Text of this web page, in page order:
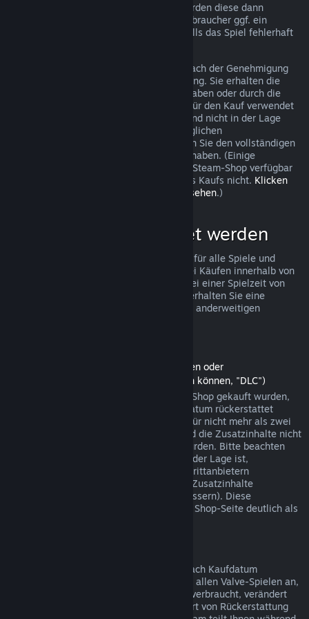
trotzdem eine Anfrage stellen und wir werden diese dann
überprüfen. In einigen Ländern haben Verbraucher ggf. ein
zusätzliches Recht auf Rückerstattung, falls das Spiel fehlerhaft
Sie erhalten innerhalb von einer Woche nach der Genehmigung
Ihrer Beantragung eine volle Rückerstattung. Sie erhalten die
Rückerstattung entweder als Steam-Guthaben oder durch die
ursprüngliche Zahlungsmethode, die Sie für den Kauf verwendet
haben. Sollte Steam aus irgendeinem Grund nicht in der Lage
sein, Ihre Rückerstattung mit der ursprünglichen
Zahlungsmethode durchzuführen, erhalten Sie den vollständigen
Betrag der Rückerstattung als Steam-Guthaben. (Einige
Zahlungsmethoden, die in Ihrem Land im Steam-Shop verfügbar
sind, unterstützen Rückerstattungen eines Kaufs nicht. Klicken
Sie hier, um eine vollständige Liste einzusehen.)
Was kann rückerstattet werden
Steams Rückerstattungsrichtlinien gelten für alle Spiele und
Softwareanwendungen im Steam-Shop bei Käufen innerhalb von
zwei Wochen nach dem Kaufdatum und bei einer Spielzeit von
weniger als zwei Stunden. Im Folgenden erhalten Sie eine
Übersicht wie diese Rückerstattungen bei anderweitigen
(Steam-Shopinhalte, die in anderen Spielen oder
Softwareanwendungen verwendet werden können, "DLC")
Zusatzinhalte (DLC), die über den Steam-Shop gekauft wurden,
können innerhalb von 14 Tagen ab Kaufdatum rückerstattet
werden, sofern das jeweilige Hauptspiel für nicht mehr als zwei
Stunden seit dem Kauf gespielt wurde und die Zusatzinhalte nicht
verbraucht, verändert oder transferiert wurden. Bitte beachten
Sie, dass Steam in einigen Fällen nicht in der Lage ist,
Rückerstattungen für Zusatzinhalte von Drittanbietern
durchzuführen (beispielsweise, wenn die Zusatzinhalte
unwiderruflich einen Spielcharakter verbessern). Diese
Ausnahmen werden vor dem Kauf auf der Shop-Seite deutlich als
Steam bietet innerhalb von 48 Stunden nach Kaufdatum
Rückerstattungen für Käufe in Spielen bei allen Valve-Spielen an,
sofern der betreffende Gegenstand nicht verbraucht, verändert
oder transferiert wurde. Ggf. wird diese Art von Rückerstattung